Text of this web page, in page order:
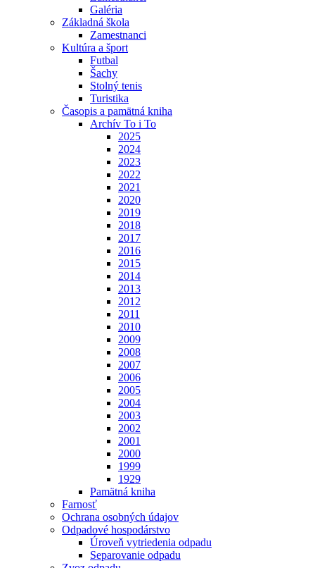
Galéria
Základná škola
Zamestnanci
Kultúra a šport
Futbal
Šachy
Stolný tenis
Turistika
Časopis a pamätná kniha
Archív To i To
2025
2024
2023
2022
2021
2020
2019
2018
2017
2016
2015
2014
2013
2012
2011
2010
2009
2008
2007
2006
2005
2004
2003
2002
2001
2000
1999
1929
Pamätná kniha
Farnosť
Ochrana osobných údajov
Odpadové hospodárstvo
Úroveň vytriedenia odpadu
Separovanie odpadu